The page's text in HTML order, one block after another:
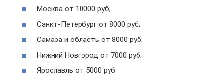
Москва от 10000 руб;
Санкт-Петербург от 8000 руб;
Самара и область от 8000 руб;
Нижний Новгород от 7000 руб;
Ярославль от 5000 руб.